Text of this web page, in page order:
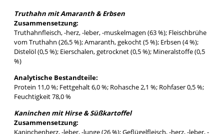
Truthahn mit Amaranth & Erbsen
Zusammensetzung:
Truthahnfleisch, -herz, -leber, -muskelmagen (63 %); Fleischbrühe
vom Truthahn (26,5 %); Amaranth, gekocht (5 %); Erbsen (4 %);
Distelöl (0,5 %); Eierschalen, getrocknet (0,5 %); Mineralstoffe (0,5
%)
Analytische Bestandteile:
Protein 11,0 %; Fettgehalt 6,0 %; Rohasche 2,1 %; Rohfaser 0,5 %;
Feuchtigkeit 78,0 %
Kaninchen mit Hirse & Süßkartoffel
Zusammensetzung:
Kaninchenherz, -leber, -lunge (26 %); Geflügelfleisch, -herz, -leber, -